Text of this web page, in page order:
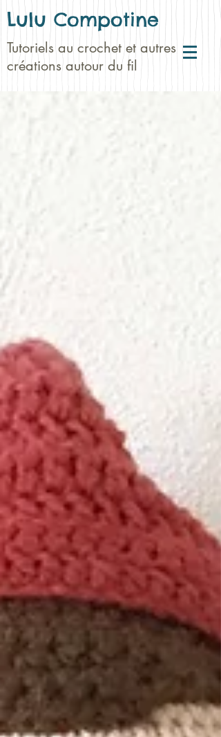
Lulu Compotine
Tutoriels au crochet et autres
créations autour du fil